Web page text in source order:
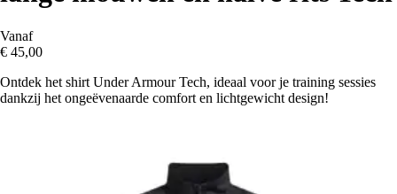
Vanaf
€ 45,00
Ontdek het shirt Under Armour Tech, ideaal voor je training sessies
dankzij het ongeëvenaarde comfort en lichtgewicht design!